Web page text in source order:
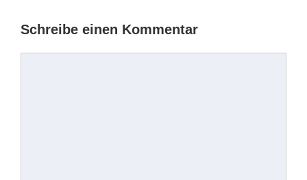
Schreibe einen Kommentar